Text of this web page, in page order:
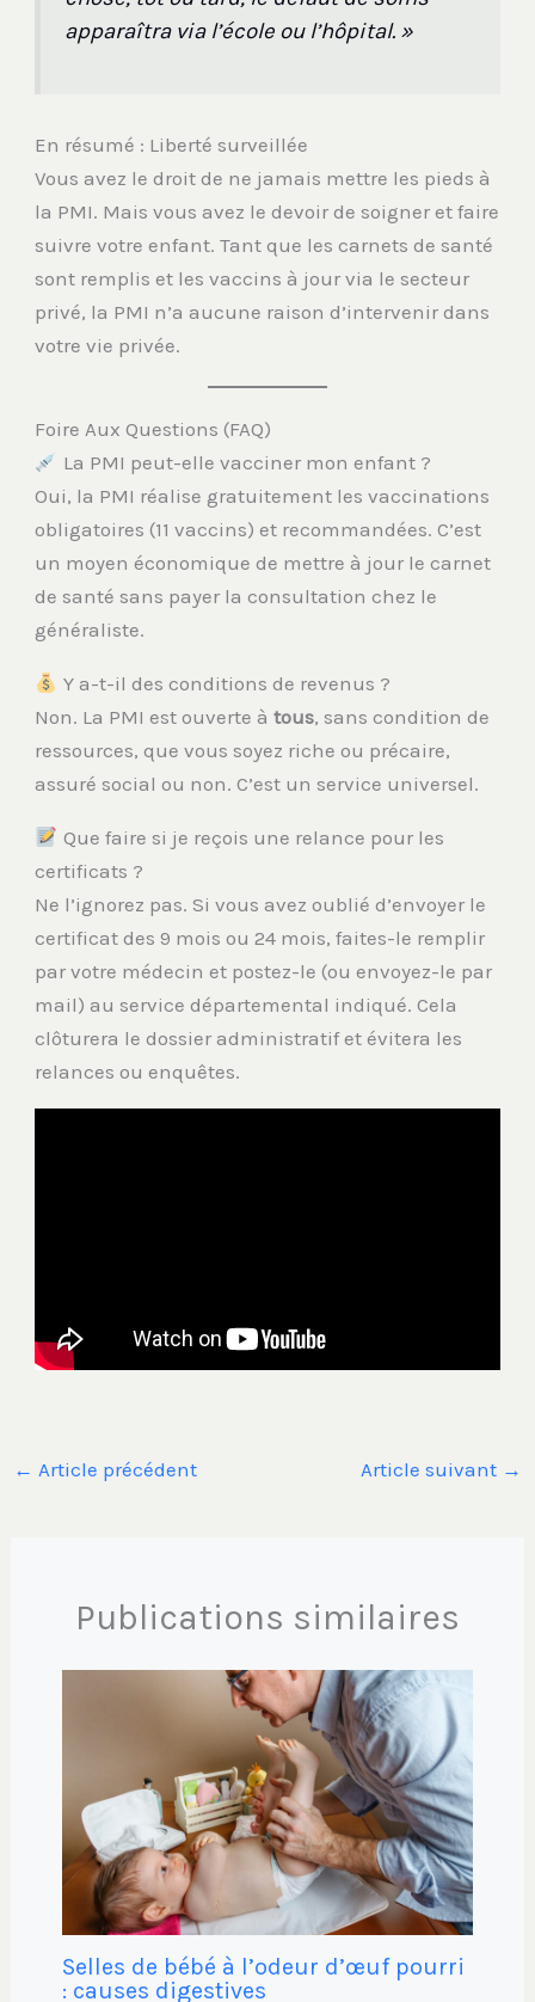
apparaîtra via l’école ou l’hôpital. »
En résumé : Liberté surveillée
Vous avez le droit de ne jamais mettre les pieds à
la PMI. Mais vous avez le devoir de soigner et faire
suivre votre enfant. Tant que les carnets de santé
sont remplis et les vaccins à jour via le secteur
privé, la PMI n’a aucune raison d’intervenir dans
votre vie privée.
Foire Aux Questions (FAQ)
La PMI peut-elle vacciner mon enfant ?
Oui, la PMI réalise gratuitement les vaccinations
obligatoires (11 vaccins) et recommandées. C’est
un moyen économique de mettre à jour le carnet
de santé sans payer la consultation chez le
généraliste.
Y a-t-il des conditions de revenus ?
Non. La PMI est ouverte àtous, sans condition de
ressources, que vous soyez riche ou précaire,
assuré social ou non. C’est un service universel.
Que faire si je reçois une relance pour les
certificats ?
Ne l’ignorez pas. Si vous avez oublié d’envoyer le
certificat des 9 mois ou 24 mois, faites-le remplir
par votre médecin et postez-le (ou envoyez-le par
mail) au service départemental indiqué. Cela
clôturera le dossier administratif et évitera les
relances ou enquêtes.
← Article précédent Article suivant →
Publications similaires
Selles de bébé à l’odeur d’œuf pourri
: causes digestives